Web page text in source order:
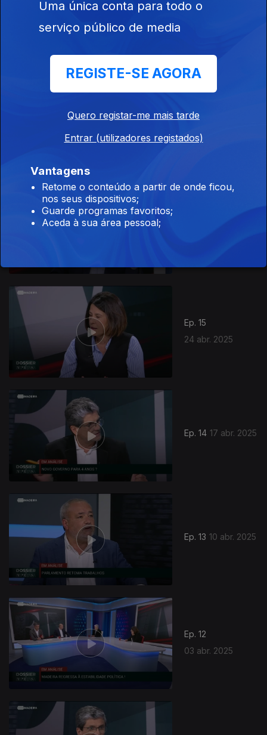
Ep. 16
09 mai. 2025
Ep. 15
24 abr. 2025
845985
Ep. 14 17 abr. 2025
Ep. 13 10 abr. 2025
Ep. 12
03 abr. 2025
Uma única conta para todo o
serviço público de media
REGISTE-SE AGORA
Quero registar-me mais tarde
Entrar (utilizadores registados)
Vantagens
Retome o conteúdo a partir de onde ficou,
nos seus dispositivos;
Guarde programas favoritos;
Aceda à sua área pessoal;